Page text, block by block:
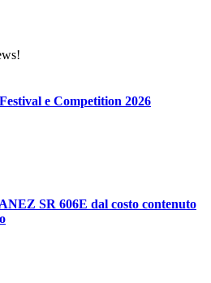
e Competition 2026
SR 606E dal costo contenuto